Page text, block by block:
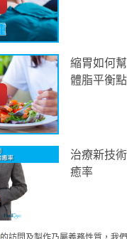
縮胃如何
體脂平衡
治療新技
癒率